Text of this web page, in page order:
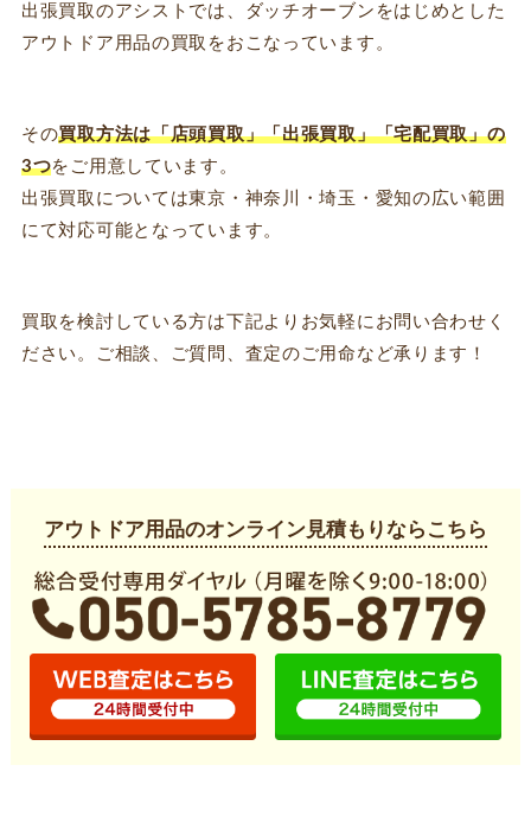
出張買取のアシストでは、ダッチオーブンをはじめとした
アウトドア用品の買取をおこなっています。
その買取方法は「店頭買取」「出張買取」「宅配買取」の
3つをご用意しています。
出張買取については東京・神奈川・埼玉・愛知の広い範囲
にて対応可能となっています。
買取を検討している方は下記よりお気軽にお問い合わせく
ださい。ご相談、ご質問、査定のご用命など承ります！
アウトドア用品のオンライン見積もりならこちら